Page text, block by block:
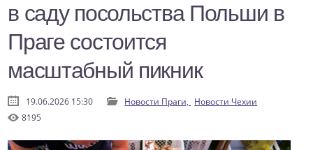
в саду посольства Польши в
Праге состоится
масштабный пикник
19.06.2026 15:30 Новости Праги, Новости Чехии
8195